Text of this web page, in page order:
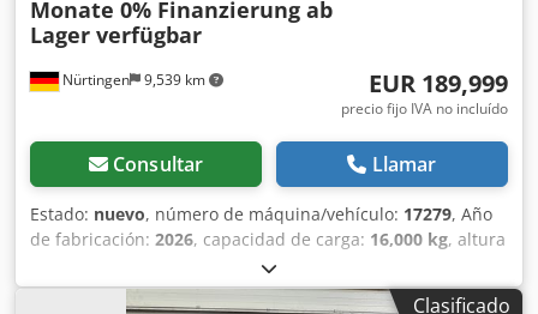
Nürtingen 9,539 km
Monate 0% Finanzierung ab
Lager verfügbar
EUR 189,999
precio fijo IVA no incluído
Consultar Llamar
Estado: nuevo, número de máquina/vehículo: 17279, Año
de fabricación: 2026, capacidad de carga: 16,000 kg, altura
, ascensor libre:
de carga:600 mm, tipo de combustible:diésel, tipo de
Clasificado